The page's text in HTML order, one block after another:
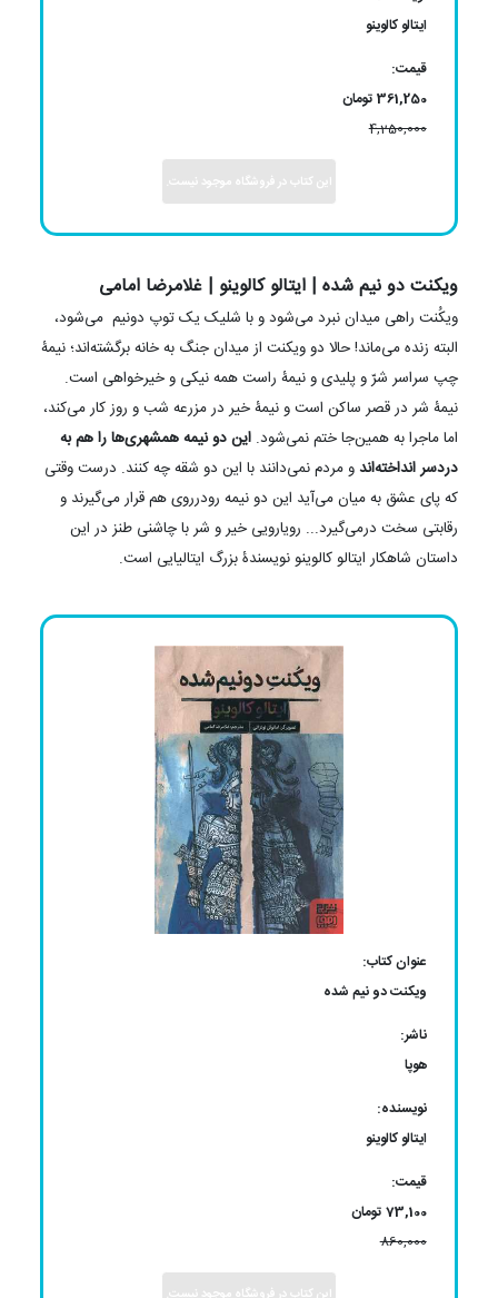
ایتالو کالوینو
قیمت:
361,250 تومان
4,250,000
این کتاب در فروشگاه موجود نیست.
ویکنت دو نیم شده | ایتالو کالوینو | غلامرضا امامی
ویکُنت راهی میدان نبرد می‌شود و با شلیک یک توپ دونیم می‌شود،
البته زنده می‌ماند! حالا دو ویکنت از میدان جنگ به خانه برگشته‌اند؛ نیمۀ
چپ سراسر شرّ و پلیدی و نیمۀ راست همه نیکی و خیرخواهی است.
نیمۀ شر در قصر ساکن است و نیمۀ خیر در مزرعه شب ‌و روز کار می‌کند،
اما ماجرا به همین‌جا ختم نمی‌شود. این دو نیمه همشهری‌ها را هم به
دردسر انداخته‌اندو مردم نمی‌دانند با این دو شقه چه کنند. درست وقتی
که پای عشق به میان می‌آید این دو نیمه رودرروی هم قرار می‌گیرند و
رقابتی سخت درمی‌گیرد... رویارویی خیر و شر با چاشنی طنز در این
داستان شاهکار ایتالو کالوینو نویسندۀ بزرگ ایتالیایی است.
عنوان کتاب:
ویکنت دو نیم شده
ناشر:
هوپا
نویسنده:
ایتالو کالوینو
قیمت:
73,100 تومان
860,000